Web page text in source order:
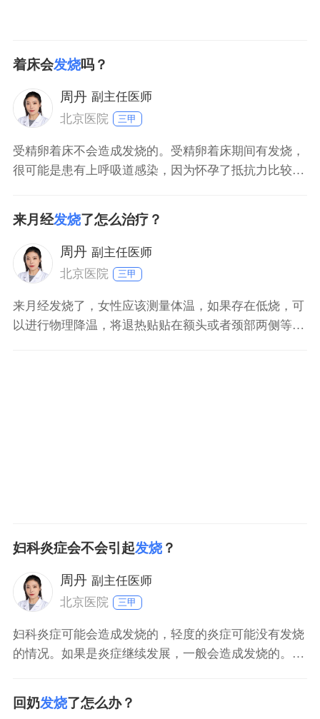
着床会发烧吗？
周丹 副主任医师
北京医院
三甲
受精卵着床不会造成发烧的。受精卵着床期间有发烧，
很可能是患有上呼吸道感染，因为怀孕了抵抗力比较
感染，呼吸道感染常常表现为发烧、流鼻涕、打喷嚏、
咳嗽等。建议到内科门诊就诊，必要时采用些药物治
疗。
来月经发烧了怎么治疗？
周丹 副主任医师
北京医院
三甲
来月经发烧了，女性应该测量体温，如果存在低烧，可
以进行物理降温，将退热贴贴在额头或者颈部两侧等部
妇科炎症会不会引起发烧？
周丹 副主任医师
北京医院
三甲
妇科炎症可能会造成发烧的，轻度的炎症可能没有发烧
的情况。如果是炎症继续发展，一般会造成发烧的。发
血常规检查。妇科炎症的病人要挂妇科检查的，如果是
感染因素造成的发烧，一般用消炎药以及退烧药，要视
回奶发烧了怎么办？